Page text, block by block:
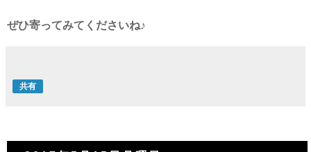
ぜひ寄ってみてくださいね♪
共有